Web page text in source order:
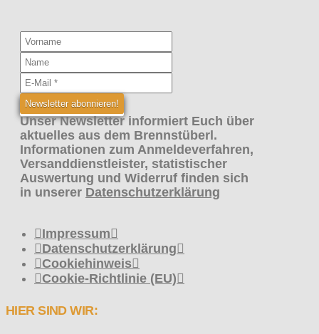
Unser Newsletter informiert Euch über
aktuelles aus dem Brennstüberl.
Informationen zum Anmeldeverfahren,
Versanddienstleister, statistischer
Auswertung und Widerruf finden sich
in unserer Datenschutzerklärung
Impressum
Datenschutzerklärung
Cookiehinweis
Cookie-Richtlinie (EU)
HIER SIND WIR: